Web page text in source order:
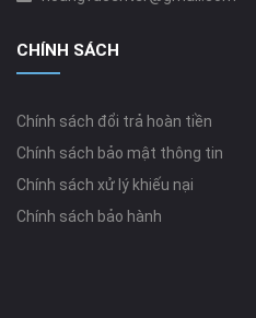
CHÍNH SÁCH
Chính sách đổi trả hoàn tiền
Chính sách bảo mật thông tin
Chính sách xử lý khiếu nại
Chính sách bảo hành